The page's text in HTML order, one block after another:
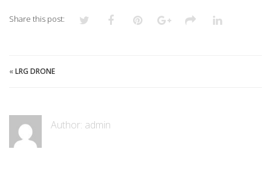
Share this post:
«LRG DRONE
Author: admin